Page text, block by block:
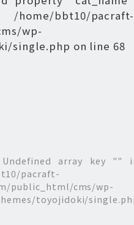
/home/bbt10/pacraft-
wp-
single.php on line 68
array key ""
pacraft-
public_html/cms/wp-
toyojidoki/